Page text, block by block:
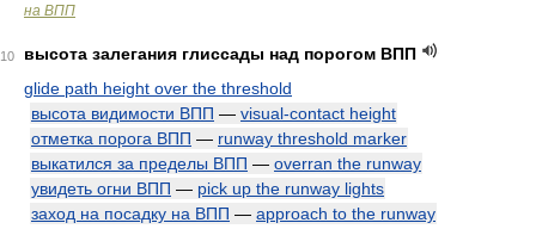
на ВПП
10
высота залегания глиссады над порогом ВПП
glide path height over the threshold
высота видимости ВПП — visual-contact height
отметка порога ВПП — runway threshold marker
выкатился за пределы ВПП — overran the runway
увидеть огни ВПП — pick up the runway lights
заход на посадку на ВПП — approach to the runway